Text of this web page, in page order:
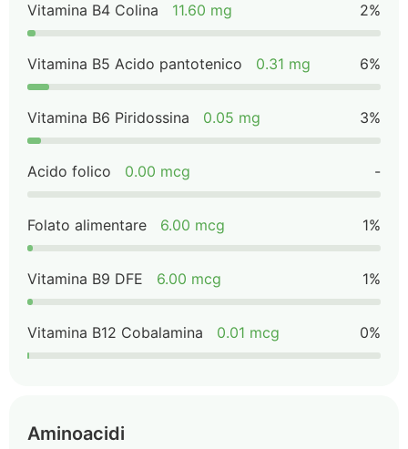
Vitamina B4 Colina 11.60 mg 2%
Vitamina B5 Acido pantotenico 0.31 mg 6%
Vitamina B6 Piridossina 0.05 mg 3%
Acido folico 0.00 mcg -
Folato alimentare 6.00 mcg 1%
Vitamina B9 DFE 6.00 mcg 1%
Vitamina B12 Cobalamina 0.01 mcg 0%
Aminoacidi